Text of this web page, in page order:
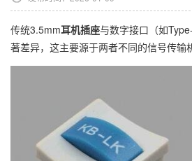
传统3.5mm耳机插座与数字接口（如
著差异，这主要源于两者不同的信号传输